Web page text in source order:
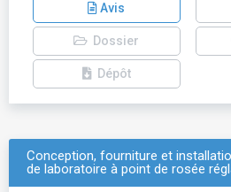
Avis
Dossier
Dépôt
Conception, fourniture et
de laboratoire à point de rosée